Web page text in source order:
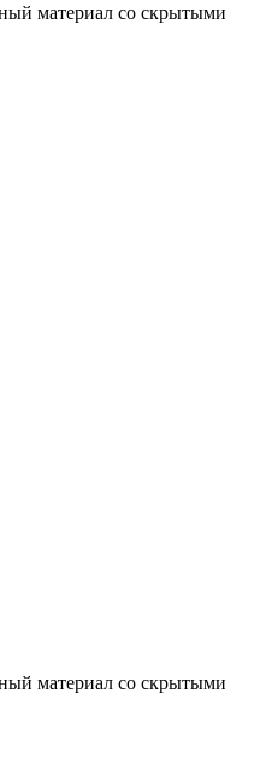
материал со скрытыми
материал со скрытыми